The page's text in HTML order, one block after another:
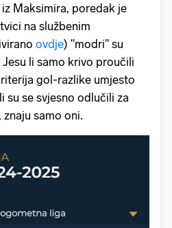
Maksimira, poredak je
na službenim
ovdje) "modri" su
li samo krivo proučili
gol-razlike umjesto
su se svjesno odlučili za
samo oni.